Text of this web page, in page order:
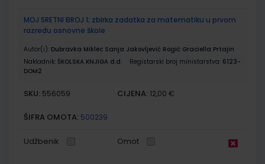
MOJ SRETNI BROJ 1; zbirka zadatka za matematiku u prvom
razredu osnovne škole
Autor(i): Dubravka Miklec Sanja Jakovljević Rogić Graciella Prtajin
Nakladnik: ŠKOLSKA KNJIGA d.d. Registarski broj ministarstva: 6123-
DOM2
SKU: 556059 CIJENA: 12,00 €
ŠIFRA OMOTA: 500239
Udžbenik Omot